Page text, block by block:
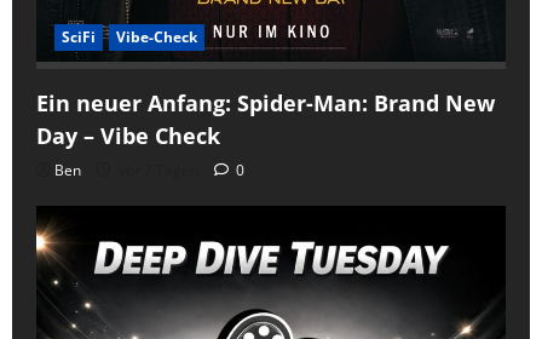
SciFi Vibe-Check
Ein neuer Anfang: Spider-Man: Brand New
Day – Vibe Check
Ben 0